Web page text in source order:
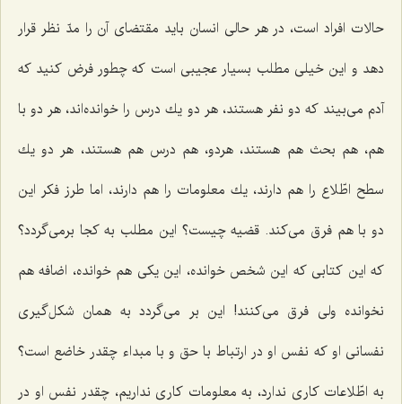
حالات افراد است، در هر حالی انسان باید مقتضای آن را مدّ نظر قرار
دهد و این خیلی مطلب بسیار عجیبی است كه چطور فرض كنید كه
آدم می‌بیند كه دو نفر هستند، هر دو یك درس را خوانده‌اند، هر دو با
هم، هم بحث هم هستند، هردو، هم درس هم هستند، هر دو یك
سطح اطّلاع را هم دارند، یك معلومات را هم دارند، اما طرز فكر این
دو با هم فرق می‌كند. قضیه چیست؟ این مطلب به كجا برمی‌گردد؟
كه این كتابی كه این شخص خوانده، این یكی هم خوانده، اضافه هم
نخوانده ولی فرق می‌كنند! این بر می‌گردد به همان شكل‌گیری
نفسانی او كه نفس او در ارتباط با حق و با مبداء چقدر خاضع است؟
به اطّلاعات كاری ندارد، به معلومات كاری نداریم، چقدر نفس او در